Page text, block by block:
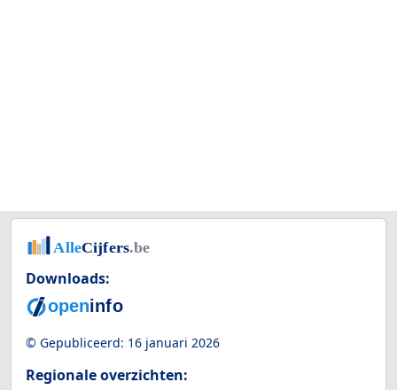
Downloads:
© Gepubliceerd: 16 januari 2026
Regionale overzichten: